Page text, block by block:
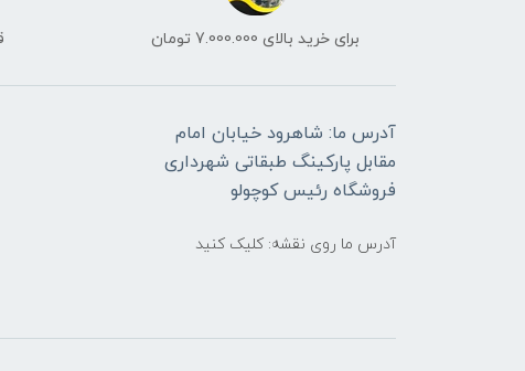
برای خرید بالای 7.000.000 تومان
آدرس ما: شاهرود خیابان امام
مقابل پارکینگ طبقاتی شهرداری
فروشگاه رئیس کوچولو
آدرس ما روی نقشه: کلیک کنید